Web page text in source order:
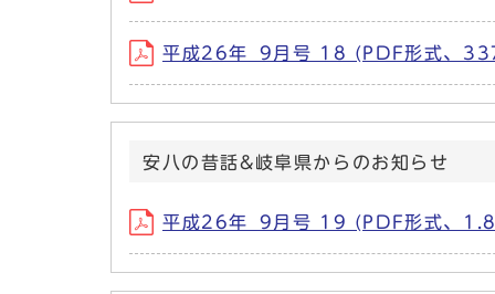
平成26年_9月号 18 (PDF形式、
安八の昔話&岐阜県からのお知らせ
平成26年_9月号 19 (PDF形式、